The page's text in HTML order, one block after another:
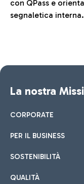
con QPass e
segnaletica interna.
La nostra
CORPORATE
PER IL BUSINESS
SOSTENIBILITÀ
QUALITÀ